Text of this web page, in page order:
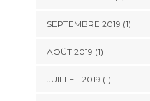
SEPTEMBRE 2019 (1)
AOÛT 2019 (1)
JUILLET 2019 (1)